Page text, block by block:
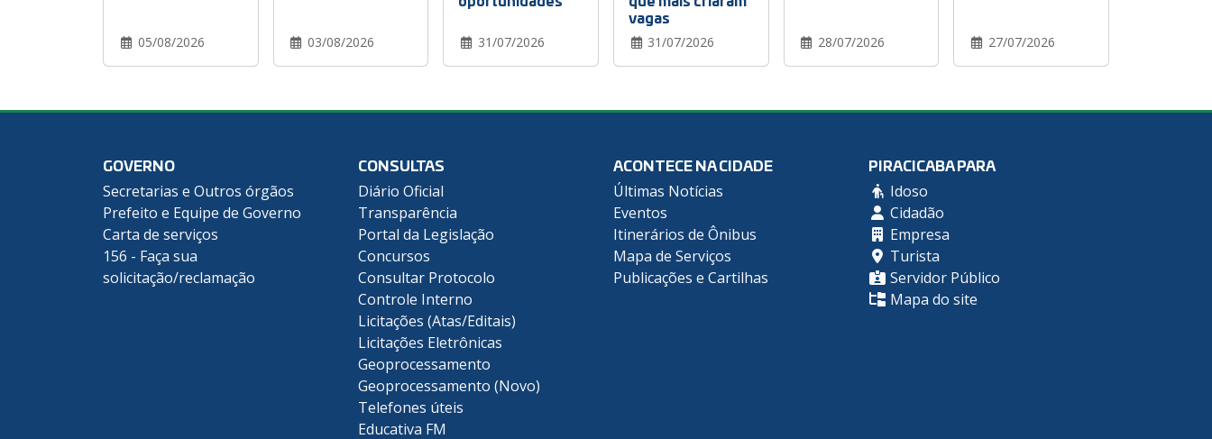
05/08/2026 03/08/2026 31/07/2026
vagas
31/07/2026 28/07/2026 27/07/2026
GOVERNO
Secretarias e Outros órgãos
Prefeito e Equipe de Governo
Carta de serviços
156 - Faça sua
solicitação/reclamação
CONSULTAS
Diário Oficial
Transparência
Portal da Legislação
Concursos
Consultar Protocolo
Controle Interno
Licitações (Atas/Editais)
Licitações Eletrônicas
Geoprocessamento
Geoprocessamento (Novo)
Telefones úteis
Educativa FM
ACONTECE NA CIDADE
Últimas Notícias
Eventos
Itinerários de Ônibus
Mapa de Serviços
Publicações e Cartilhas
PIRACICABA PARA
Idoso
Cidadão
Empresa
Turista
Servidor Público
Mapa do site